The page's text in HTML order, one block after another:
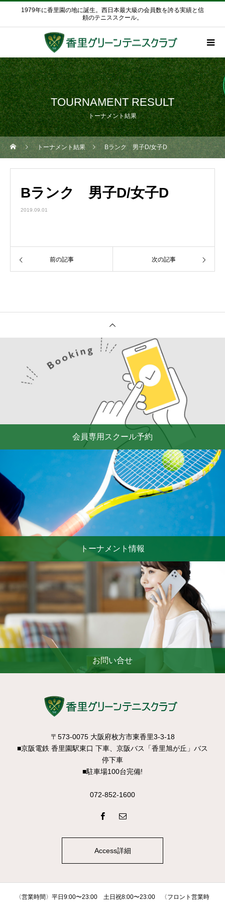
1979年に香里園の地に誕生。西日本最大級の会員数を誇る実績と信
頼のテニススクール。
TOURNAMENT RESULT
トーナメント結果
トーナメント結果 Bランク 男子D/女子D
Bランク 男子D/女子D
2019.09.01
前の記事 次の記事
会員専用スクール予約
トーナメント情報
お問い合せ
〒573-0075 大阪府枚方市東香里3-3-18
■京阪電鉄 香里園駅東口 下車、京阪バス「香里旭が丘」バス
停下車
■駐車場100台完備!
072-852-1600
Access詳細
〈営業時間〉平日9:00〜23:00 土日祝8:00〜23:00 〈フロント営業時